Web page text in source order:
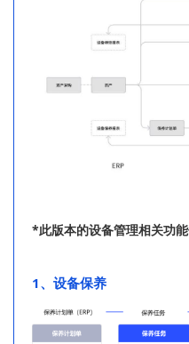
*此版本的设备管理相关功能
1、设备保养